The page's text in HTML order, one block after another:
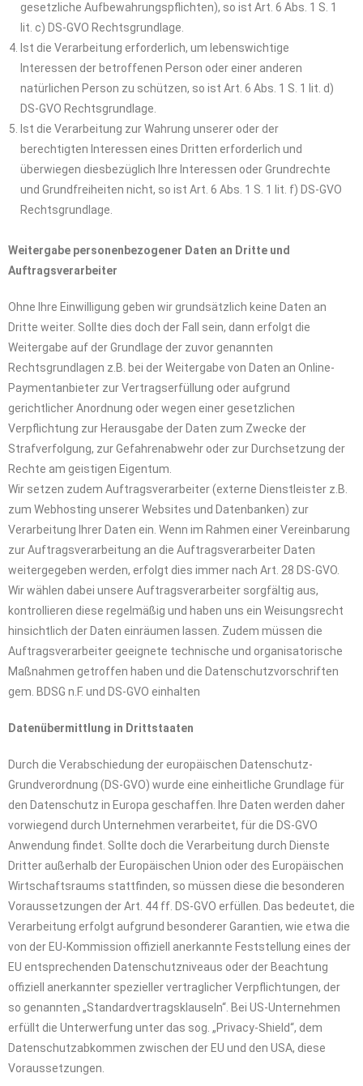
gesetzliche Aufbewahrungspflichten), so ist Art. 6 Abs. 1 S. 1
lit. c) DS-GVO Rechtsgrundlage.
Ist die Verarbeitung erforderlich, um lebenswichtige
Interessen der betroffenen Person oder einer anderen
natürlichen Person zu schützen, so ist Art. 6 Abs. 1 S. 1 lit. d)
DS-GVO Rechtsgrundlage.
Ist die Verarbeitung zur Wahrung unserer oder der
berechtigten Interessen eines Dritten erforderlich und
überwiegen diesbezüglich Ihre Interessen oder Grundrechte
und Grundfreiheiten nicht, so ist Art. 6 Abs. 1 S. 1 lit. f) DS-GVO
Rechtsgrundlage.
Weitergabe personenbezogener Daten an Dritte und
Auftragsverarbeiter
Ohne Ihre Einwilligung geben wir grundsätzlich keine Daten an
Dritte weiter. Sollte dies doch der Fall sein, dann erfolgt die
Weitergabe auf der Grundlage der zuvor genannten
Rechtsgrundlagen z.B. bei der Weitergabe von Daten an Online-
Paymentanbieter zur Vertragserfüllung oder aufgrund
gerichtlicher Anordnung oder wegen einer gesetzlichen
Verpflichtung zur Herausgabe der Daten zum Zwecke der
Strafverfolgung, zur Gefahrenabwehr oder zur Durchsetzung der
Rechte am geistigen Eigentum.
Wir setzen zudem Auftragsverarbeiter (externe Dienstleister z.B.
zum Webhosting unserer Websites und Datenbanken) zur
Verarbeitung Ihrer Daten ein. Wenn im Rahmen einer Vereinbarung
zur Auftragsverarbeitung an die Auftragsverarbeiter Daten
weitergegeben werden, erfolgt dies immer nach Art. 28 DS-GVO.
Wir wählen dabei unsere Auftragsverarbeiter sorgfältig aus,
kontrollieren diese regelmäßig und haben uns ein Weisungsrecht
hinsichtlich der Daten einräumen lassen. Zudem müssen die
Auftragsverarbeiter geeignete technische und organisatorische
Maßnahmen getroffen haben und die Datenschutzvorschriften
gem. BDSG n.F. und DS-GVO einhalten
Datenübermittlung in Drittstaaten
Durch die Verabschiedung der europäischen Datenschutz-
Grundverordnung (DS-GVO) wurde eine einheitliche Grundlage für
den Datenschutz in Europa geschaffen. Ihre Daten werden daher
vorwiegend durch Unternehmen verarbeitet, für die DS-GVO
Anwendung findet. Sollte doch die Verarbeitung durch Dienste
Dritter außerhalb der Europäischen Union oder des Europäischen
Wirtschaftsraums stattfinden, so müssen diese die besonderen
Voraussetzungen der Art. 44 ff. DS-GVO erfüllen. Das bedeutet, die
Verarbeitung erfolgt aufgrund besonderer Garantien, wie etwa die
von der EU-Kommission offiziell anerkannte Feststellung eines der
EU entsprechenden Datenschutzniveaus oder der Beachtung
offiziell anerkannter spezieller vertraglicher Verpflichtungen, der
so genannten „Standardvertragsklauseln“. Bei US-Unternehmen
erfüllt die Unterwerfung unter das sog. „Privacy-Shield“, dem
Datenschutzabkommen zwischen der EU und den USA, diese
Voraussetzungen.